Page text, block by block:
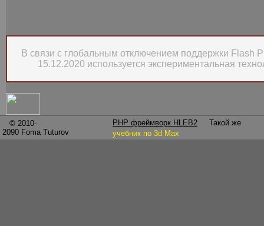
В связи с глобальным отключением поддержки Flash
15.12.2020 используется экспериментальная
© 2010-
2090 Foma Tuturov
PHP фреймворк HLEB2
Такой же
учебник по 3d Max